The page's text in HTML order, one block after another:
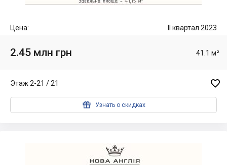
Цена: II квартал 2023
2.45 млн грн 41.1 м²
Этаж 2-21 / 21 
 Узнать о скидках